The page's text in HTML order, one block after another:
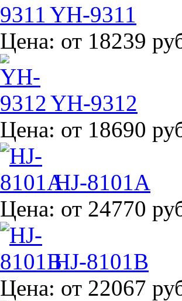
YH-9311
Цена: от 18239
YH-9312
Цена: от 18690
HJ-8101A
Цена: от 24770
HJ-8101B
Цена: от 22067